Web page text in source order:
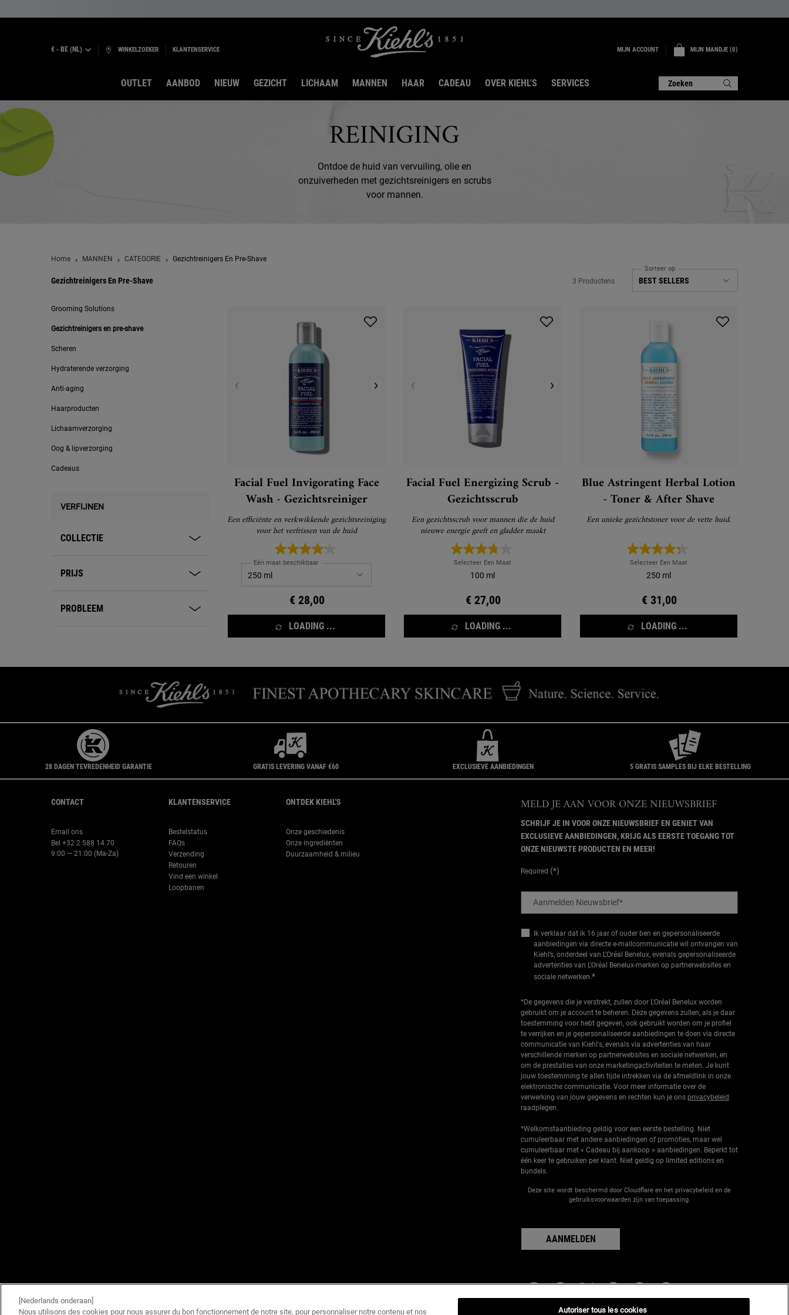
€ - BE (NL) WINKELZOEKER KLANTENSERVICE MIJN ACCOUNT MIJN MANDJE 0
0 PRODUCT
OUTLET AANBOD NIEUW GEZICHT LICHAAM MANNEN HAAR CADEAU OVER KIEHL'S SERVICES Zoeken
Hoofdinhoud
REINIGING
Ontdoe de huid van vervuiling, olie en
onzuiverheden met gezichtsreinigers en scrubs
voor mannen.
Home MANNEN CATEGORIE Gezichtreinigers En Pre-Shave
Gezichtreinigers En Pre-Shave 3 Productens
Sorteer op
Gezichtreinigers en pre-shave
Grooming Solutions
Gezichtreinigers en pre-shave
Scheren
Hydraterende verzorging
Anti-aging
Haarproducten
Lichaamverzorging
Oog & lipverzorging
Cadeaus
VERFIJNEN
COLLECTIE
PRIJS
PROBLEEM
Facial Fuel Invigorating Face
Wash - Gezichtsreiniger
Een efficiënte en verkwikkende gezichtsreiniging
voor het verfrissen van de huid
Eén maat beschikbaar
€ 28,00
LOADING ...
Facial Fuel Energizing Scrub -
Gezichtsscrub
Een gezichtsscrub voor mannen die de huid
nieuwe energie geeft en gladder maakt
Selecteer Een Maat
100 ml
€ 27,00
LOADING ...
Blue Astringent Herbal Lotion
- Toner & After Shave
Een unieke gezichtstoner voor de vette huid.
Selecteer Een Maat
250 ml
€ 31,00
LOADING ...
28 DAGEN TEVREDENHEID GARANTIE GRATIS LEVERING VANAF €60 EXCLUSIEVE AANBIEDINGEN 5 GRATIS SAMPLES BIJ ELKE BESTELLING
CONTACT
Email ons
Bel +32 2 588 14 70
9:00 — 21:00 (Ma-Za)
KLANTENSERVICE
Bestelstatus
FAQs
Verzending
Retouren
Vind een winkel
Loopbanen
ONTDEK KIEHL'S
Onze geschiedenis
Onze ingrediënten
Duurzaamheid & milieu
MELD JE AAN VOOR ONZE NIEUWSBRIEF
SCHRIJF JE IN VOOR ONZE NIEUWSBRIEF EN GENIET VAN
EXCLUSIEVE AANBIEDINGEN, KRIJG ALS EERSTE TOEGANG TOT
ONZE NIEUWSTE PRODUCTEN EN MEER!
Required (*)
Aanmelden Nieuwsbrief*
Ik verklaar dat ik 16 jaar of ouder ben en gepersonaliseerde
aanbiedingen via directe e-mailcommunicatie wil ontvangen van
Kiehl’s, onderdeel van L’Oréal Benelux, evenals gepersonaliseerde
advertenties van L’Oréal Benelux-merken op partnerwebsites en
sociale netwerken.*
*De gegevens die je verstrekt, zullen door L'Oréal Benelux worden
gebruikt om je account te beheren. Deze gegevens zullen, als je daar
toestemming voor hebt gegeven, ook gebruikt worden om je profiel
te verrijken en je gepersonaliseerde aanbiedingen te doen via directe
communicatie van Kiehl's, evenals via advertenties van haar
verschillende merken op partnerwebsites en sociale netwerken, en
om de prestaties van onze marketingactiviteiten te meten. Je kunt
jouw toestemming te allen tijde intrekken via de afmeldlink in onze
elektronische communicatie. Voor meer informatie over de
verwerking van jouw gegevens en rechten kun je ons privacybeleid
raadplegen.
*Welkomstaanbieding geldig voor een eerste bestelling. Niet
cumuleerbaar met andere aanbiedingen of promoties, maar wel
cumuleerbaar met « Cadeau bij aankoop » aanbiedingen. Beperkt tot
één keer te gebruiken per klant. Niet geldig op limited editions en
bundels.
Deze site wordt beschermd door Cloudflare en het privacybeleid en de
gebruiksvoorwaarden zijn van toepassing.
AANMELDEN
Fabrikantinformatie
[Nederlands onderaan]
Nous utilisons des cookies pour nous assurer du bon fonctionnement de notre site, pour personnaliser notre contenu et nos
Autoriser tous les cookies